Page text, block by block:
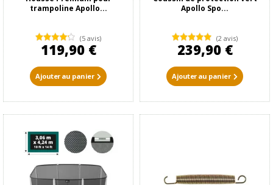
trampoline Apollo...
(5 avis)
119,90 €
Ajouter au panier
Apollo Spo...
(2 avis)
239,90 €
Ajouter au panier